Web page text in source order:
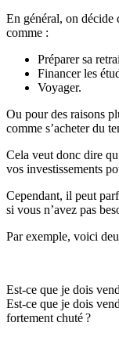
En général, on décide
comme :
Préparer sa
Financer les
Voyager.
Ou pour des raisons
comme s’acheter du
Cela veut donc dire
vos investissements
Cependant, il peut
si vous n’avez pas
Par exemple, voici
Est-ce que je dois
Est-ce que je dois
fortement chuté ?